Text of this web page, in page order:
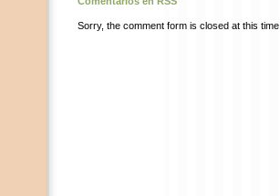
Sorry, the comment form is closed at this time.